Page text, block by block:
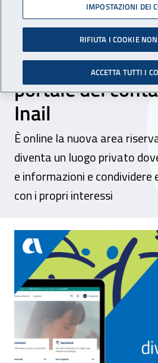
Con “SuperAbile
Experience”
spazio
portale del
Inail
È online la nuova area
diventa un luogo privato
e informazioni e condividere
con i propri interessi
Con “SuperAbile
IMPOSTAZIONI DEI
RIFIUTA I COOKIE
ACCETTA TUTTI I